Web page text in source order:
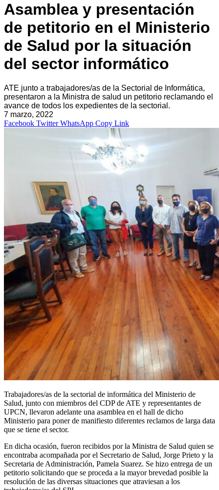
Asamblea y presentación
de petitorio en el Ministerio
de Salud por la situación
del sector informático
ATE junto a trabajadores/as de la Sectorial de Informática,
presentaron a la Ministra de salud un petitorio reclamando el
avance de todos los expedientes de la sectorial.
7 marzo, 2022
Facebook Twitter WhatsApp Copy Link
Trabajadores/as de la sectorial de informática del Ministerio de
Salud, junto con miembros del CDP de ATE y representantes de
UPCN, llevaron adelante una asamblea en el hall de dicho
Ministerio para poner de manifiesto diferentes reclamos de larga data
que se tiene el sector.
En dicha ocasión, fueron recibidos por la Ministra de Salud quien se
encontraba acompañada por el Secretario de Salud, Jorge Prieto y la
Secretaria de Administración, Pamela Suarez. Se hizo entrega de un
petitorio solicitando que se proceda a la mayor brevedad posible la
resolución de las diversas situaciones que atraviesan a los